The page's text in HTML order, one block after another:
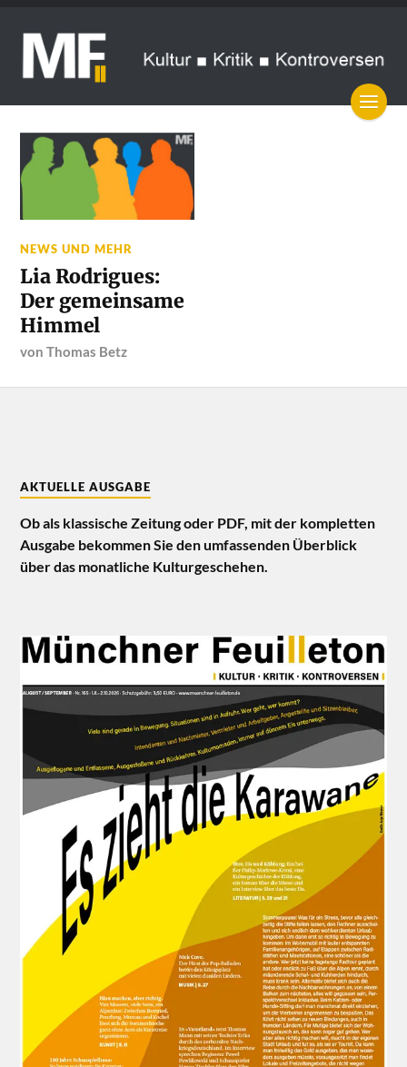
NEWS UND MEHR
Lia Rodrigues:
Der gemeinsame
Himmel
vonThomas Betz
AKTUELLE AUSGABE
Ob als klassische Zeitung oder PDF, mit der kompletten
Ausgabe bekommen Sie den umfassenden Überblick
über das monatliche Kulturgeschehen.